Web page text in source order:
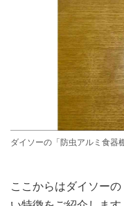
ダイソーの「防虫アルミ食器
ここからはダイソー